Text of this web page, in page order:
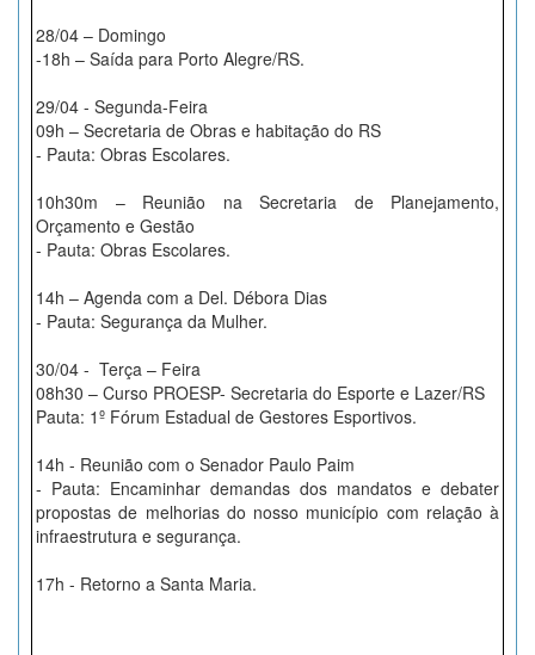
28/04 – Domingo
-18h – Saída para Porto Alegre/RS.
29/04 - Segunda-Feira
09h – Secretaria de Obras e habitação do RS
- Pauta: Obras Escolares.
10h30m – Reunião na Secretaria de Planejamento,
Orçamento e Gestão
- Pauta: Obras Escolares.
14h – Agenda com a Del. Débora Dias
- Pauta: Segurança da Mulher.
30/04 - Terça – Feira
08h30 – Curso PROESP- Secretaria do Esporte e Lazer/RS
Pauta: 1º Fórum Estadual de Gestores Esportivos.
14h - Reunião com o Senador Paulo Paim
- Pauta: Encaminhar demandas dos mandatos e debater
propostas de melhorias do nosso município com relação à
infraestrutura e segurança.
17h - Retorno a Santa Maria.